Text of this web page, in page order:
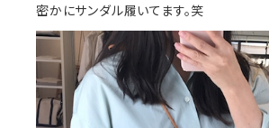
密かにサンダル履いてます。笑